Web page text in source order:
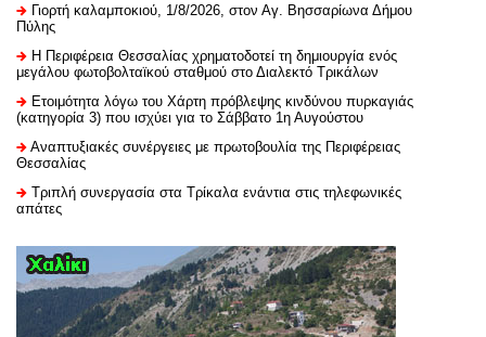
Γιορτή καλαμποκιού, 1/8/2026, στον Αγ. Βησσαρίωνα Δήμου
Πύλης
H Περιφέρεια Θεσσαλίας χρηματοδοτεί τη δημιουργία ενός
μεγάλου φωτοβολταϊκού σταθμού στο Διαλεκτό Τρικάλων
Ετοιμότητα λόγω του Χάρτη πρόβλεψης κινδύνου πυρκαγιάς
(κατηγορία 3) που ισχύει για το Σάββατο 1η Αυγούστου
Αναπτυξιακές συνέργειες με πρωτοβουλία της Περιφέρειας
Θεσσαλίας
Τριπλή συνεργασία στα Τρίκαλα ενάντια στις τηλεφωνικές
απάτες